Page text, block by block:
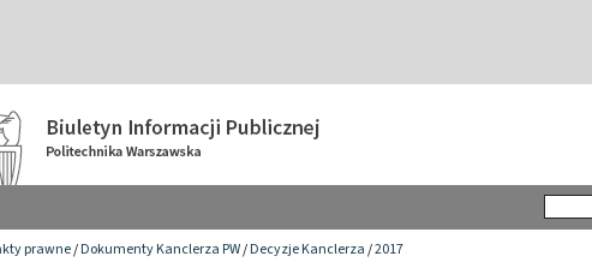
prawne/Dokumenty Kanclerza PW/Decyzje Kanclerza/2017